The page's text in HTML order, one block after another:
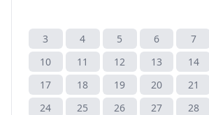
3
4 5 6 7
10
11 12 13 14
17
18 19 20 21
24
25 26 27 28